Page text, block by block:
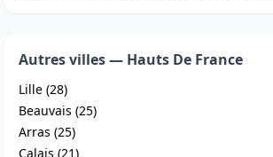
Autres villes — Hauts De France
Lille (28)
Beauvais (25)
Arras (25)
Calais (21)